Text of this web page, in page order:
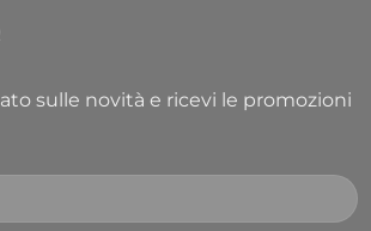
sulle novità e ricevi le promozioni